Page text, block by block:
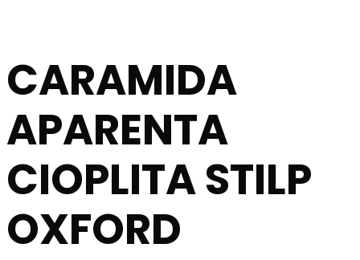
CARAMIDA
APARENTA
CIOPLITA STILP
OXFORD